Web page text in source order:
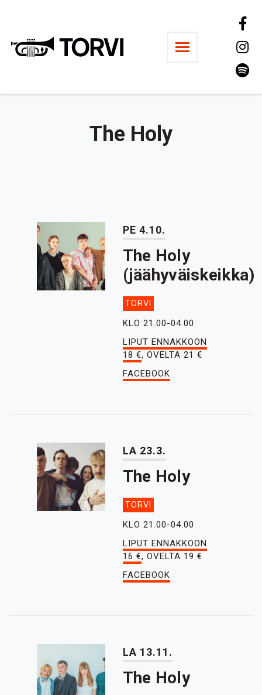
Ravintola Torvi
The Holy
PE 4.10.
The Holy
(jäähyväiskeikka)
TORVI
KLO 21.00-04.00
LIPUT ENNAKKOON
18 €, OVELTA 21 €
FACEBOOK
LA 23.3.
The Holy
TORVI
KLO 21.00-04.00
LIPUT ENNAKKOON
16 €, OVELTA 19 €
FACEBOOK
LA 13.11.
The Holy